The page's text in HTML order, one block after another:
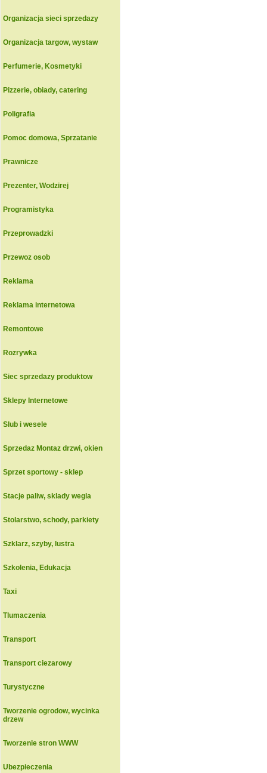
Organizacja sieci sprzedazy
Organizacja targow, wystaw
Perfumerie, Kosmetyki
Pizzerie, obiady, catering
Poligrafia
Pomoc domowa, Sprzatanie
Prawnicze
Prezenter, Wodzirej
Programistyka
Przeprowadzki
Przewoz osob
Reklama
Reklama internetowa
Remontowe
Rozrywka
Siec sprzedazy produktow
Sklepy Internetowe
Slub i wesele
Sprzedaz Montaz drzwi, okien
Sprzet sportowy - sklep
Stacje paliw, sklady wegla
Stolarstwo, schody, parkiety
Szklarz, szyby, lustra
Szkolenia, Edukacja
Taxi
Tlumaczenia
Transport
Transport ciezarowy
Turystyczne
Tworzenie ogrodow, wycinka
drzew
Tworzenie stron WWW
Ubezpieczenia